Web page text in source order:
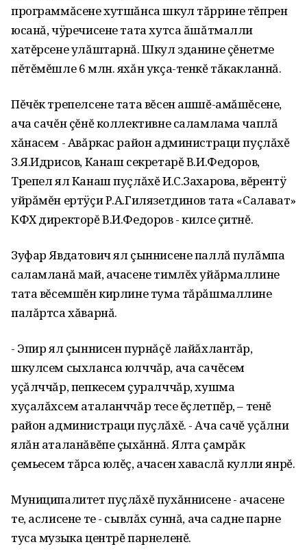
программăсене хутшăнса шкул тăррине тĕпрен
юсанă‚ чÿречисене тата хутса ăшăтмалли
хатĕрсене улăштарнă. Шкул зданине çĕнетме
пĕтĕмĕшле 6 млн. яхăн укçа-тенкĕ тăкакланнă.
Пĕчĕк трепелсене тата вĕсен ашшĕ-амăшĕсене‚
ача сачĕн çĕнĕ коллективне саламлама чаплă
хăнасем - Авăркас район администраци пуçлăхĕ
З.Я.Идрисов‚ Канаш секретарĕ В.И.Федоров‚
Трепел ял Канаш пуçлăхĕ И.С.Захарова‚ вĕрентÿ
уйрăмĕн ертÿçи Р.А.Гилязетдинов тата «Салават»
КФХ директорĕ В.И.Федоров - килсе çитнĕ.
Зуфар Явдатович ял çыннисене паллă пулăмпа
саламланă май‚ ачасене тимлĕх уйăрмаллине
тата вĕсемшĕн кирлине тума тăрăшмаллине
палăртса хăварнă.
- Эпир ял çыннисен пурнăçĕ лайăхлантăр‚
шкулсем сыхланса юлччăр‚ ача сачĕсем
уçăлччăр‚ пепкесем çуралччăр‚ хушма
хуçалăхсем аталанччăр тесе ĕçлетпĕр‚ – тенĕ
район администраци пуçлăхĕ. - Ача сачĕ уçăлни
ялăн аталанăвĕпе çыхăннă. Ялта çамрăк
çемьесем тăрса юлĕç‚ ачасен хаваслă кулли янрĕ.
Муниципалитет пуçлăхĕ пухăннисене - ачасене
те‚ аслисене те - сывлăх суннă‚ ача садне парне
туса музыка центрĕ парнеленĕ.